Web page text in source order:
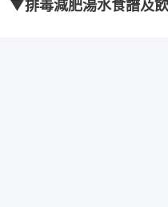
▼排毒減肥湯水食譜及飲